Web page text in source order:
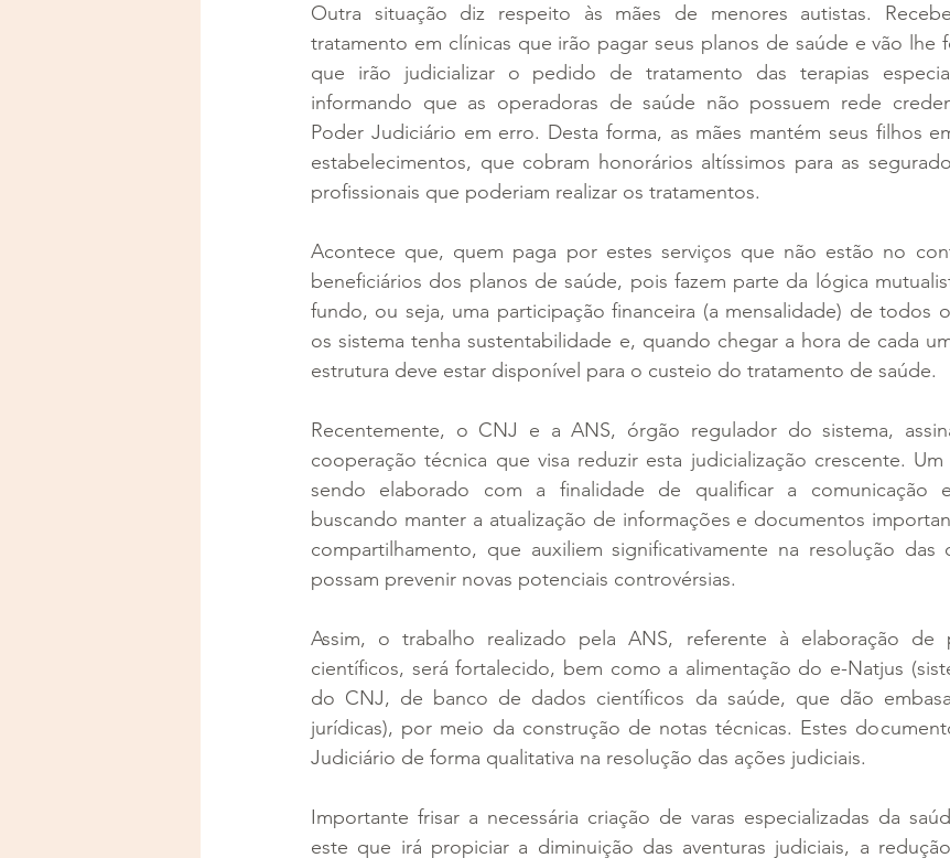
Outra situação diz respeito às mães de menores autistas.
tratamento em clínicas que irão pagar seus planos de saúde e vão lhe
que irão judicializar o pedido de tratamento das terapias
informando que as operadoras de saúde não possuem rede
Poder Judiciário em erro. Desta forma, as mães mantém seus filhos
estabelecimentos, que cobram honorários altíssimos para as
profissionais que poderiam realizar os tratamentos.
Acontece que, quem paga por estes serviços que não estão no
beneficiários dos planos de saúde, pois fazem parte da lógica
fundo, ou seja, uma participação financeira (a mensalidade) de todos
os sistema tenha sustentabilidade e, quando chegar a hora de cada
estrutura deve estar disponível para o custeio do tratamento de saúde.
Recentemente, o CNJ e a ANS, órgão regulador do sistema,
cooperação técnica que visa reduzir esta judicialização crescente.
sendo elaborado com a finalidade de qualificar a comunicação
buscando manter a atualização de informações e documentos
compartilhamento, que auxiliem significativamente na resolução das
possam prevenir novas potenciais controvérsias.
Assim, o trabalho realizado pela ANS, referente à elaboração de
científicos, será fortalecido, bem como a alimentação do e-Natjus
do CNJ, de banco de dados científicos da saúde, que dão
jurídicas), por meio da construção de notas técnicas. Estes
Judiciário de forma qualitativa na resolução das ações judiciais.
Importante frisar a necessária criação de varas especializadas da
este que irá propiciar a diminuição das aventuras judiciais, a